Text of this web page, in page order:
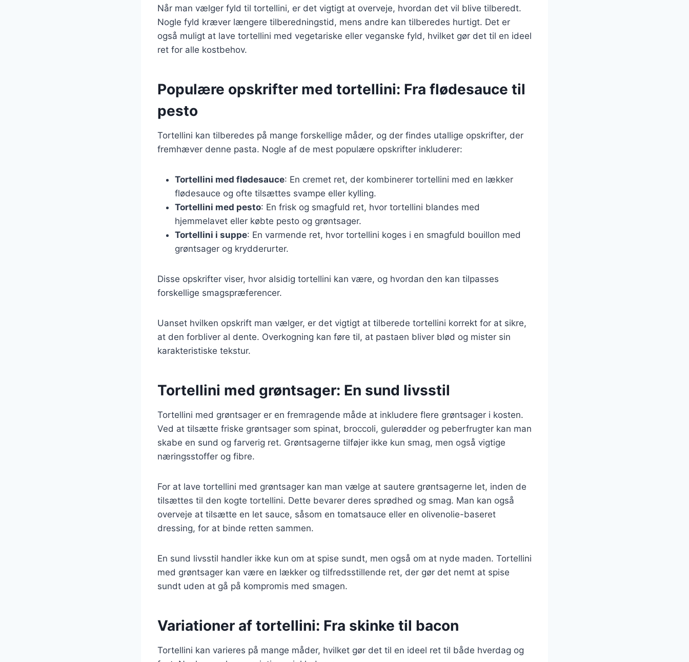
Når man vælger fyld til tortellini, er det vigtigt at overveje, hvordan det vil blive tilberedt.
Nogle fyld kræver længere tilberedningstid, mens andre kan tilberedes hurtigt. Det er
også muligt at lave tortellini med vegetariske eller veganske fyld, hvilket gør det til en ideel
ret for alle kostbehov.
Populære opskrifter med tortellini: Fra flødesauce til
pesto
Tortellini kan tilberedes på mange forskellige måder, og der findes utallige opskrifter, der
fremhæver denne pasta. Nogle af de mest populære opskrifter inkluderer:
Tortellini med flødesauce: En cremet ret, der kombinerer tortellini med en lækker
flødesauce og ofte tilsættes svampe eller kylling.
Tortellini med pesto: En frisk og smagfuld ret, hvor tortellini blandes med
hjemmelavet eller købte pesto og grøntsager.
Tortellini i suppe: En varmende ret, hvor tortellini koges i en smagfuld bouillon med
grøntsager og krydderurter.
Disse opskrifter viser, hvor alsidig tortellini kan være, og hvordan den kan tilpasses
forskellige smagspræferencer.
Uanset hvilken opskrift man vælger, er det vigtigt at tilberede tortellini korrekt for at sikre,
at den forbliver al dente. Overkogning kan føre til, at pastaen bliver blød og mister sin
karakteristiske tekstur.
Tortellini med grøntsager: En sund livsstil
Tortellini med grøntsager er en fremragende måde at inkludere flere grøntsager i kosten.
Ved at tilsætte friske grøntsager som spinat, broccoli, gulerødder og peberfrugter kan man
skabe en sund og farverig ret. Grøntsagerne tilføjer ikke kun smag, men også vigtige
næringsstoffer og fibre.
For at lave tortellini med grøntsager kan man vælge at sautere grøntsagerne let, inden de
tilsættes til den kogte tortellini. Dette bevarer deres sprødhed og smag. Man kan også
overveje at tilsætte en let sauce, såsom en tomatsauce eller en olivenolie-baseret
dressing, for at binde retten sammen.
En sund livsstil handler ikke kun om at spise sundt, men også om at nyde maden. Tortellini
med grøntsager kan være en lækker og tilfredsstillende ret, der gør det nemt at spise
sundt uden at gå på kompromis med smagen.
Variationer af tortellini: Fra skinke til bacon
Tortellini kan varieres på mange måder, hvilket gør det til en ideel ret til både hverdag og